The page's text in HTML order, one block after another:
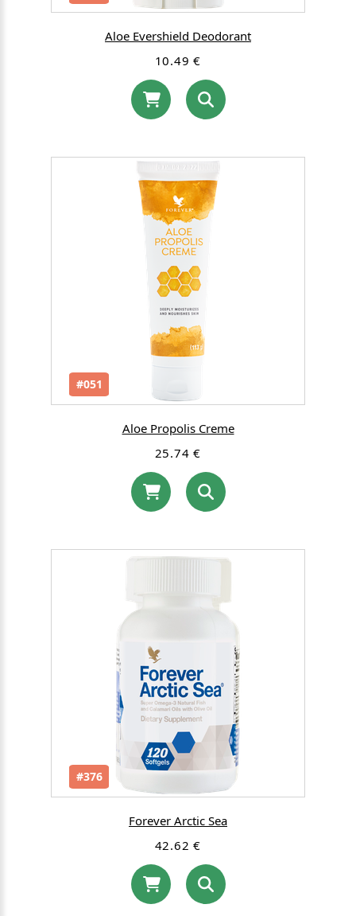
Aloe Evershield Deodorant
10.49 €
#051
Aloe Propolis Creme
25.74 €
#376
Forever Arctic Sea
42.62 €